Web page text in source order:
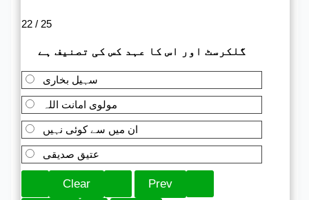
22 / 25
گلکرسٹ اور اس کا عہد کس کی تصنیف ہے
سہیل بخاری
مولوی امانت اللہ
ان میں سے کوئی نہیں
عتیق صدیقی